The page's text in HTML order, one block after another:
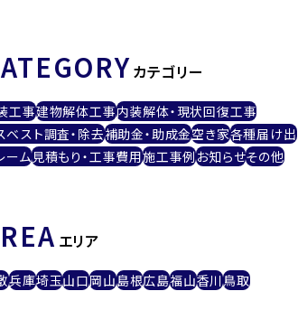
カテゴリー
工事建物解体工事内装解体・現状回復工事
ベスト調査・除去補助金・助成金空き家各種届け出
ーム見積もり・工事費用施工事例お知らせその他
エリア
兵庫埼玉山口岡山島根広島福山香川鳥取